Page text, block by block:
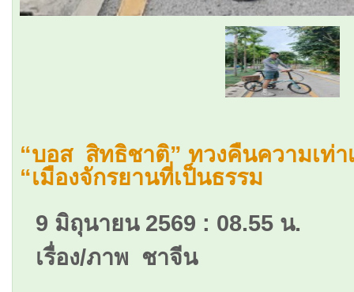
“บอส สิทธิชาติ” ทวงคืนความเท่
“เมืองจักรยานที่เป็นธรรม
9 มิถุนายน 2569 : 08.55 น.
เรื่อง/ภาพ ชาจีน